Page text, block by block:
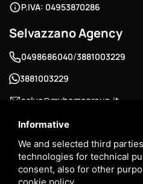
Informative
We and selected third
technologies for technical
consent, also for other
P.IVA: 04953870286
Selvazzano Agency
0498686040/3881003229
3881003229
selva@myhomegroup.it
Padua Street , 12/E - 35030 ,
P.IVA: 03744680285